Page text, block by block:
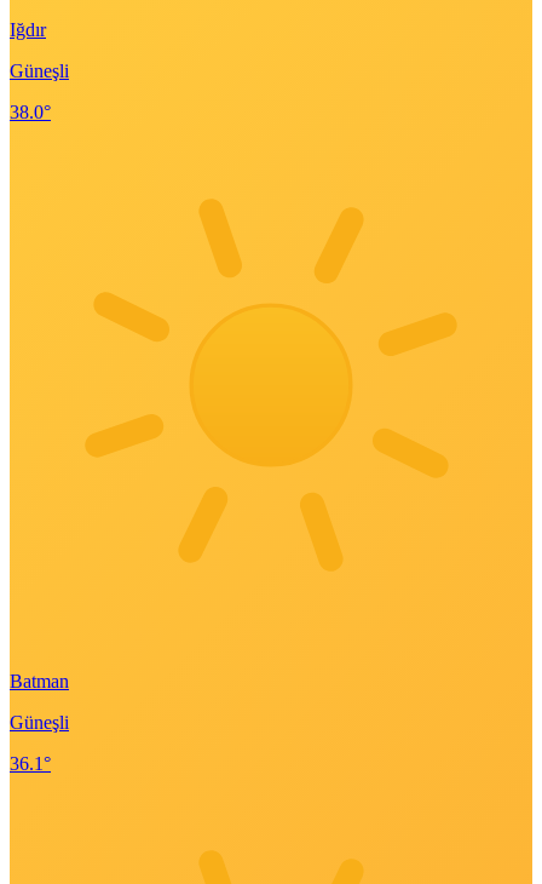
Iğdır
Güneşli
38.0°
Batman
Güneşli
36.1°